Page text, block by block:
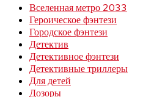
Вселенная метро 2033
Героическое фэнтези
Городское фэнтези
Детектив
Детективное фэнтези
Детективные триллеры
Для детей
Дозоры